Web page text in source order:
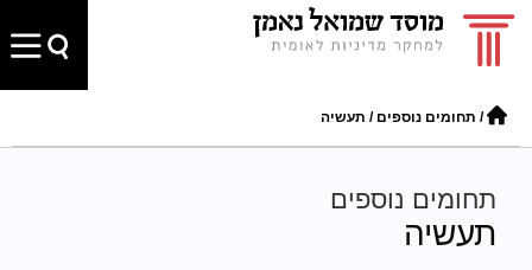
/ תחומים נוספים / תעשיה
תחומים נוספים
תעשיה